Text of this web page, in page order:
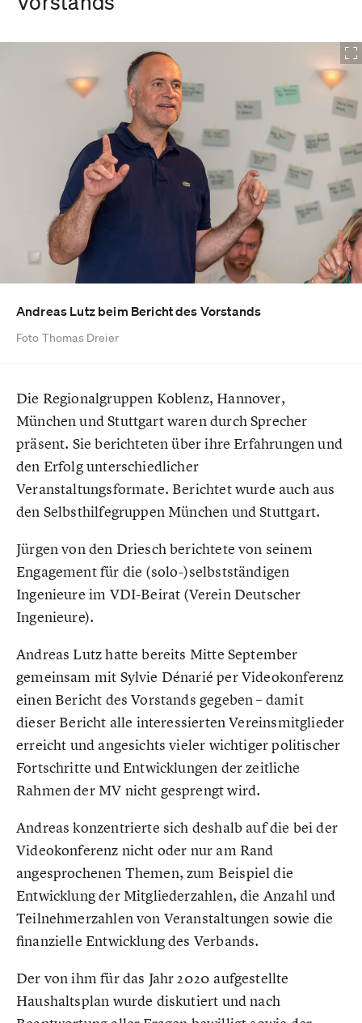
Andreas Lutz beim Bericht des Vorstands
Foto Thomas Dreier
Die Regionalgruppen Koblenz, Hannover,
München und Stuttgart waren durch Sprecher
präsent. Sie berichteten über ihre Erfahrungen und
den Erfolg unterschiedlicher
Veranstaltungsformate. Berichtet wurde auch aus
den Selbsthilfegruppen München und Stuttgart.
Jürgen von den Driesch berichtete von seinem
Engagement für die (solo-)selbstständigen
Ingenieure im VDI-Beirat (Verein Deutscher
Ingenieure).
Andreas Lutz hatte bereits Mitte September
gemeinsam mit Sylvie Dénarié per Videokonferenz
einen Bericht des Vorstands gegeben – damit
dieser Bericht alle interessierten Vereinsmitglieder
erreicht und angesichts vieler wichtiger politischer
Fortschritte und Entwicklungen der zeitliche
Rahmen der MV nicht gesprengt wird.
Andreas konzentrierte sich deshalb auf die bei der
Videokonferenz nicht oder nur am Rand
angesprochenen Themen, zum Beispiel die
Entwicklung der Mitgliederzahlen, die Anzahl und
Teilnehmerzahlen von Veranstaltungen sowie die
finanzielle Entwicklung des Verbands.
Der von ihm für das Jahr 2020 aufgestellte
Haushaltsplan wurde diskutiert und nach